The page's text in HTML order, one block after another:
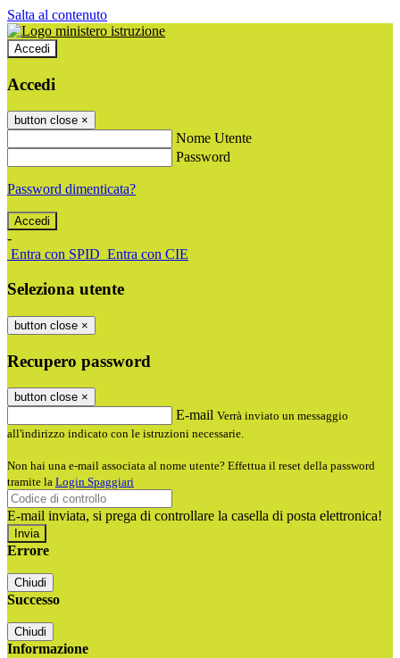
Salta al contenuto
Accedi
Accedi
button close ×
Nome Utente
Password
Password dimenticata?
-
Entra con SPID Entra con CIE
Seleziona utente
button close ×
Recupero password
button close ×
E-mail Verrà inviato un messaggio
all'indirizzo indicato con le istruzioni necessarie.
Non hai una e-mail associata al nome utente? Effettua il reset della password
tramite la Login Spaggiari
E-mail inviata, si prega di controllare la casella di posta elettronica!
Errore
Chiudi
Successo
Chiudi
Informazione